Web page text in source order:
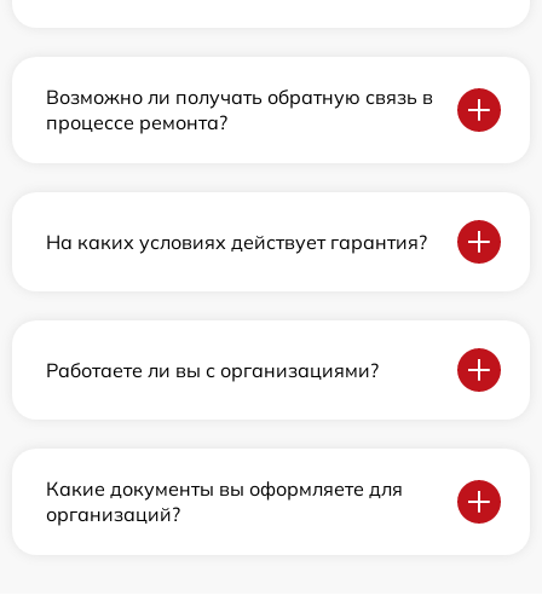
Возможно ли получать обратную связь в
процессе ремонта?
На каких условиях действует гарантия?
Работаете ли вы с организациями?
Какие документы вы оформляете для
организаций?